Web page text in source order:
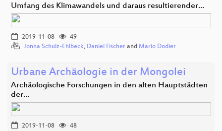
Umfang des Klimawandels und daraus resultierender…
2019-11-08
49
Jonna Schulz-Ehlbeck, Daniel Fischer and Mario Dodier
Urbane Archäologie in der Mongolei
Archäologische Forschungen in den alten Hauptstädten
der…
2019-11-08
48